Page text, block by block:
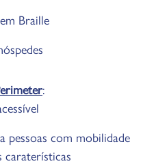
Braille
:
pessoas com mobilidade
caraterísticas